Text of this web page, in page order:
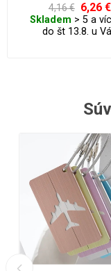
4,16 € 6,26 €
Skladem > 5 a
do št 13.8. u